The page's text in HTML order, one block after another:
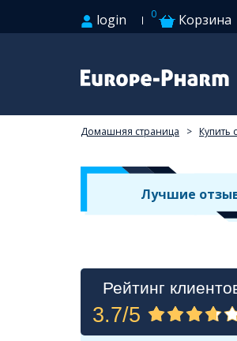
login 0 Корзина
Домашняя страница > Купить
Лучшие
Рейтинг
3.7/5